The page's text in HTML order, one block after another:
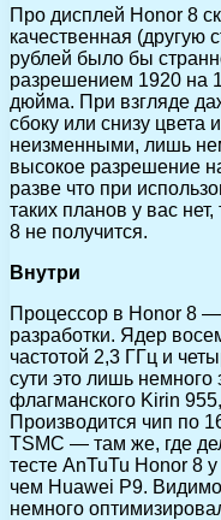
Про дисплей Honor 8
качественная (другую
рублей было бы
разрешением 1920 на
дюйма. При взгляде
сбоку или снизу цвета
неизменными, лишь
высокое разрешение
разве что при
таких планов у вас
8 не получится.
Внутри
Процессор в Honor 8
разработки. Ядер
частотой 2,3 ГГц и
сути это лишь
флагманского Kirin
Производится чип по
TSMC — там же, где
тесте AnTuTu Honor 8
чем Huawei P9.
немного